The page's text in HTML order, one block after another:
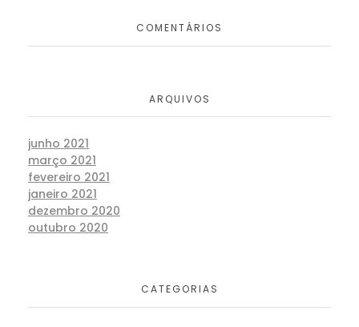
COMENTÁRIOS
ARQUIVOS
junho 2021
março 2021
fevereiro 2021
janeiro 2021
dezembro 2020
outubro 2020
CATEGORIAS